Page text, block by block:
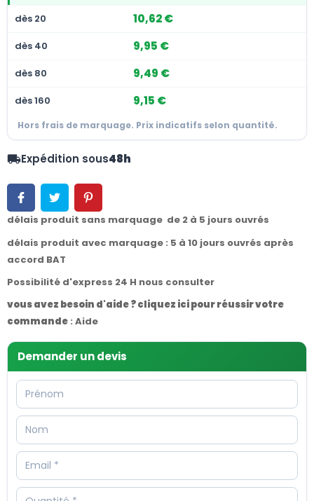
dès 20 10,62 €
dès 40 9,95 €
dès 80 9,49 €
dès 160 9,15 €
Hors frais de marquage. Prix indicatifs selon quantité.
local_shippingExpédition sous48h
délais produit sans marquage de 2 à 5 jours ouvrés
délais produit avec marquage : 5 à 10 jours ouvrés après
accord BAT
Possibilité d'express 24 H nous consulter
vous avez besoin d'aide ? cliquez ici pour réussir votre
commande : Aide
Demander un devis